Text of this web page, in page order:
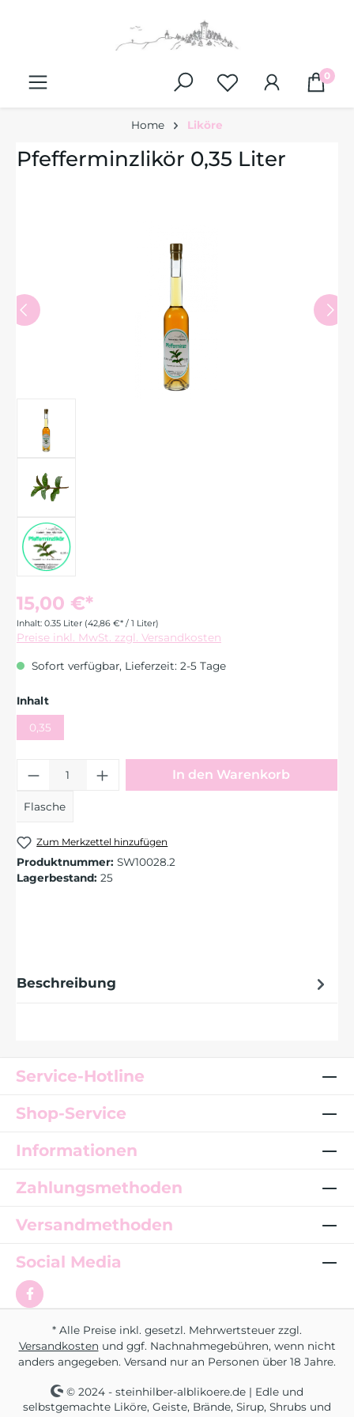
0
Home Liköre
Pfefferminzlikör 0,35 Liter
15,00 €*
Inhalt: 0.35 Liter (42,86 €* / 1 Liter)
Preise inkl. MwSt. zzgl. Versandkosten
Sofort verfügbar, Lieferzeit: 2-5 Tage
Inhaltauswählen
0,35
Produkt Anzahl: Gib den
Flasche
In den Warenkorb
Zum Merkzettel hinzufügen
Produktnummer: SW10028.2
Lagerbestand: 25
Beschreibung
Service-Hotline
Shop-Service
Informationen
Zahlungsmethoden
Versandmethoden
Social Media
* Alle Preise inkl. gesetzl. Mehrwertsteuer zzgl.
Versandkosten und ggf. Nachnahmegebühren, wenn nicht
anders angegeben. Versand nur an Personen über 18 Jahre.
© 2024 - steinhilber-alblikoere.de | Edle und
selbstgemachte Liköre, Geiste, Brände, Sirup, Shrubs und